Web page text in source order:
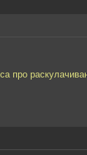
про